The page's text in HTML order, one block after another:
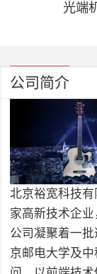
光端
公司简介
北京裕宽科技
家高新技术企业
公司凝聚着一
京邮电大学及